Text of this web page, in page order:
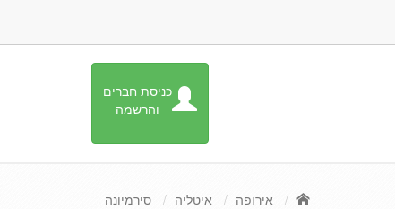
כניסת חברים
והרשמה
אירופה איטליה סירמיונה